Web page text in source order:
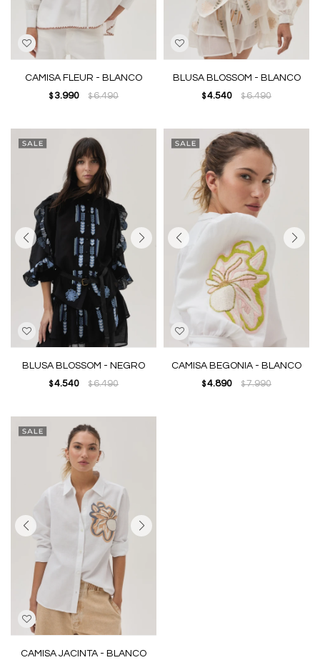
CAMISA FLEUR - BLANCO
$ 3.990 $6.490
BLUSA BLOSSOM - BLANCO
$ 4.540 $6.490
BLUSA BLOSSOM - NEGRO
$ 4.540 $6.490
CAMISA BEGONIA - BLANCO
$ 4.890 $7.990
CAMISA JACINTA - BLANCO